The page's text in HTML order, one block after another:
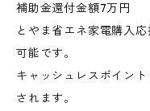
補助金還付金額7万円
とやま省エネ家電購入
可能です。
キャッシュレスポイン
されます。